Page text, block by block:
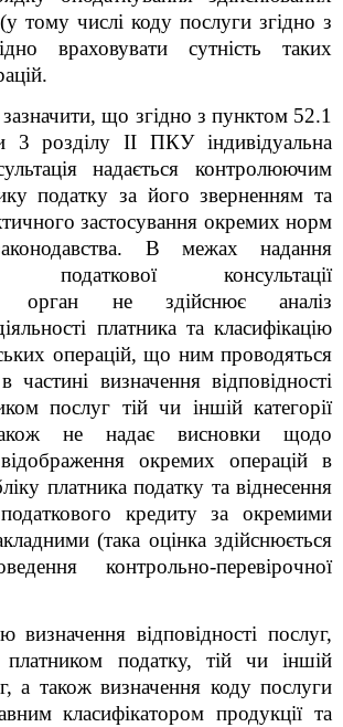
тому числі коду послуги згідно з
враховувати сутність таких
що згідно з пунктом 52.1
3 розділу ІІ ПКУ індивідуальна
надається контролюючим
податку за його зверненням та
застосування окремих норм
В межах надання
податкової консультації
орган не здійснює аналіз
платника та класифікацію
операцій, що ним проводяться
визначення відповідності
послуг тій чи іншій категорії
не надає висновки щодо
відображення окремих операцій в
платника податку та віднесення
кредиту за окремими
(така оцінка здійснюється
контрольно-перевірочної
відповідності послуг,
податку, тій чи іншій
а також визначення коду послуги
класифікатором продукції та